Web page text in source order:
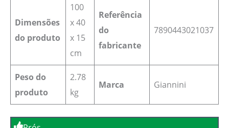
Dimensões
do produto
‎100
x 40
x 15
cm
Referência
do
fabricante
‎7890443021037
Peso do
produto
2.78
kg
Marca ‎Giannini